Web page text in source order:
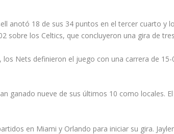
anotó 18 de sus 34 puntos en el tercer cuarto
sobre los Celtics, que concluyeron una gira de
Nets definieron el juego con una carrera de
ganado nueve de sus últimos 10 como locales.
en Miami y Orlando para iniciar su gira.